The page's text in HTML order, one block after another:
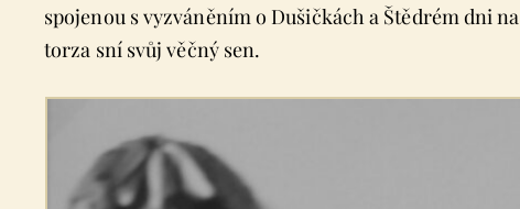
spojenou s vyzváněním o Dušičkách a Štědrém dni
torza sní svůj věčný sen.